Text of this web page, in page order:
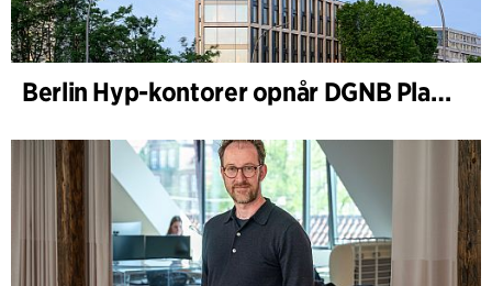
Berlin Hyp-kontorer opnår DGNB Platin og Diamant for klimavenlig arkitektur i høj kvalitet